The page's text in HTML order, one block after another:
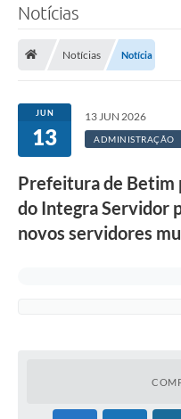
Notícias
Notícias Notícia
JUN
13
13 JUN 2026
ADMINISTRAÇÃO
Prefeitura de Betim
do Integra Servidor
novos servidores